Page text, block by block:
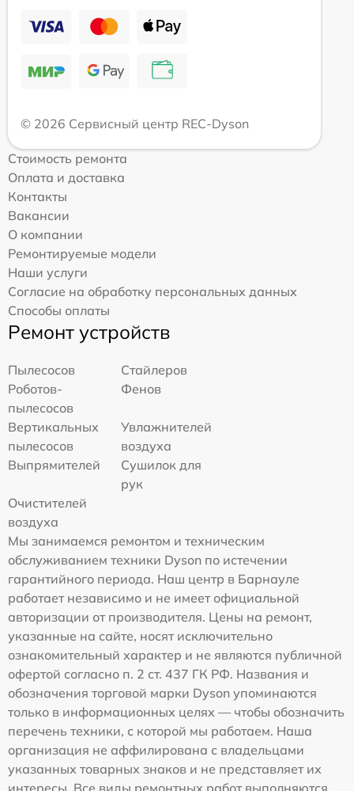
© 2026 Сервисный центр REC-Dyson
Стоимость ремонта
Оплата и доставка
Контакты
Вакансии
О компании
Ремонтируемые модели
Наши услуги
Согласие на обработку персональных данных
Способы оплаты
Ремонт устройств
Пылесосов
Стайлеров
Роботов-
пылесосов
Фенов
Вертикальных
пылесосов
Увлажнителей
воздуха
Выпрямителей
Сушилок для
рук
Очистителей
воздуха
Мы занимаемся ремонтом и техническим
обслуживанием техники Dyson по истечении
гарантийного периода. Наш центр в Барнауле
работает независимо и не имеет официальной
авторизации от производителя. Цены на ремонт,
указанные на сайте, носят исключительно
ознакомительный характер и не являются публичной
офертой согласно п. 2 ст. 437 ГК РФ. Названия и
обозначения торговой марки Dyson упоминаются
только в информационных целях — чтобы обозначить
перечень техники, с которой мы работаем. Наша
организация не аффилирована с владельцами
указанных товарных знаков и не представляет их